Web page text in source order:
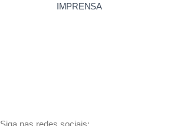
IMPRENSA
Siga nas redes sociais: